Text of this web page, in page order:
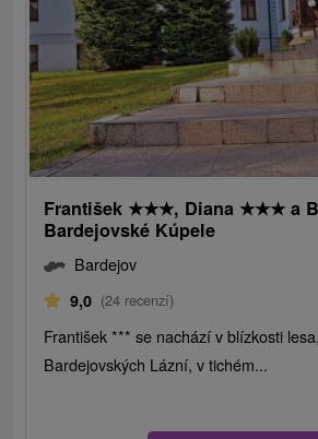
František ★★★, Diana ★★★ a
Bardejovské Kúpele
Bardejov
9,0 (24 recenzí)
František *** se nachází v blízkosti
Bardejovských Lázní, v tichém...